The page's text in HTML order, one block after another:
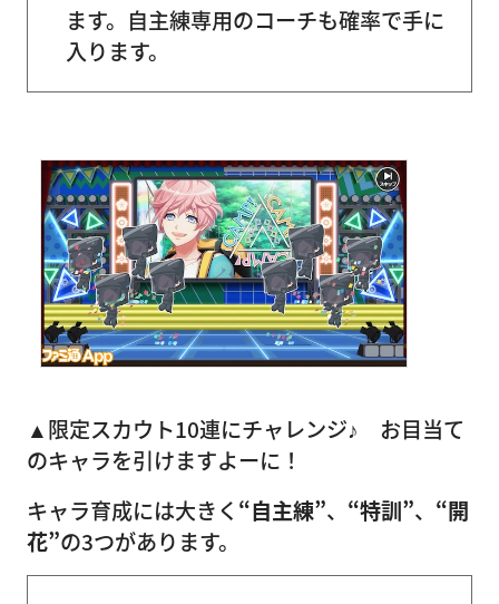
ます。自主練専用のコーチも確率で手に
入ります。
▲限定スカウト10連にチャレンジ♪ お目当て
のキャラを引けますよーに！
キャラ育成には大きく “自主練”、 “特訓”、 “開
花”の3つがあります。